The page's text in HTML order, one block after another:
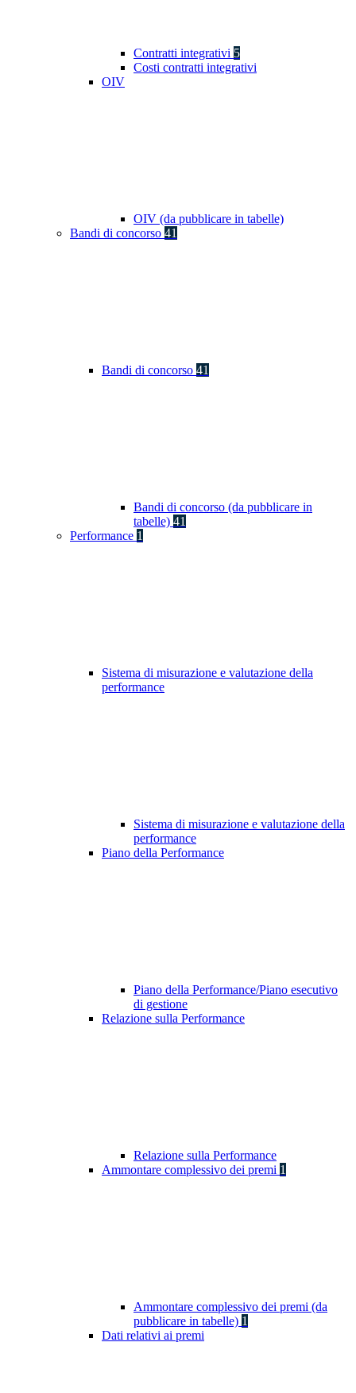
Contratti integrativi 5
Costi contratti integrativi
OIV
OIV (da pubblicare in tabelle)
Bandi di concorso 41
Bandi di concorso 41
Bandi di concorso (da pubblicare in
tabelle) 41
Performance 1
Sistema di misurazione e valutazione della
performance
Sistema di misurazione e valutazione della
performance
Piano della Performance
Piano della Performance/Piano esecutivo
di gestione
Relazione sulla Performance
Relazione sulla Performance
Ammontare complessivo dei premi 1
Ammontare complessivo dei premi (da
pubblicare in tabelle) 1
Dati relativi ai premi